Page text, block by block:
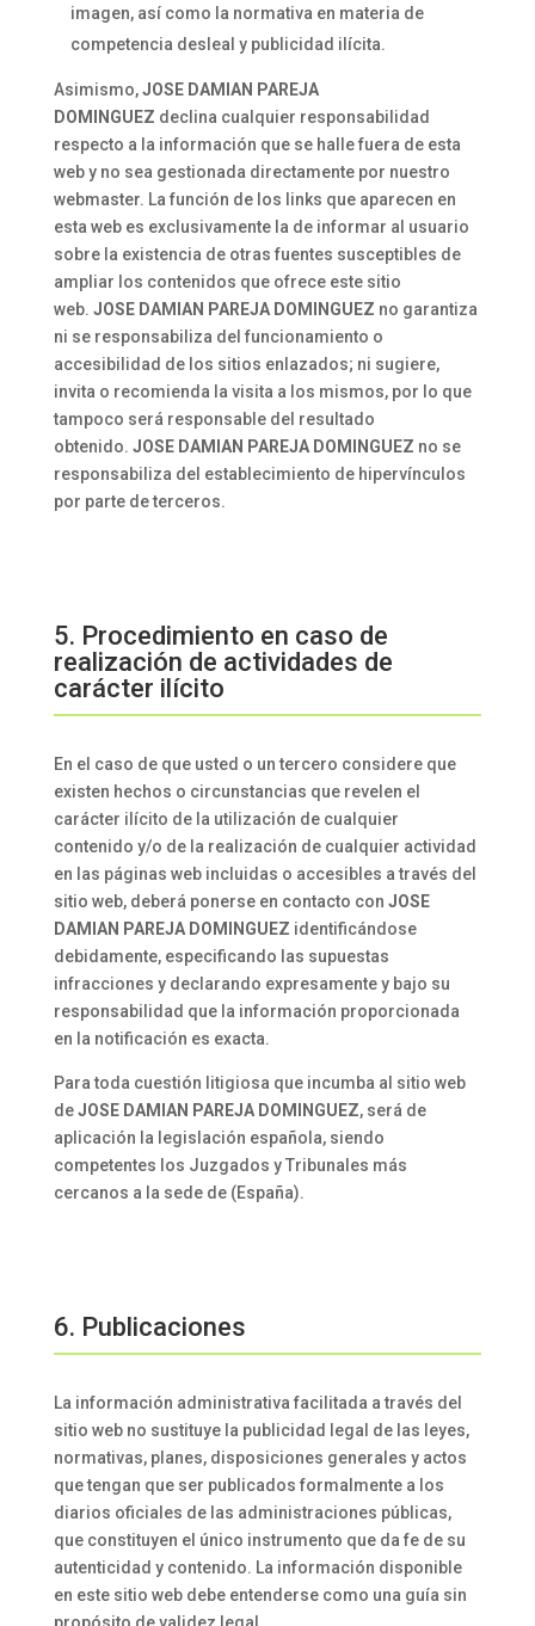
imagen, así como la normativa en materia de
competencia desleal y publicidad ilícita.
Asimismo,JOSE DAMIAN PAREJA
DOMINGUEZ declina cualquier responsabilidad
respecto a la información que se halle fuera de esta
web y no sea gestionada directamente por nuestro
webmaster. La función de los links que aparecen en
esta web es exclusivamente la de informar al usuario
sobre la existencia de otras fuentes susceptibles de
ampliar los contenidos que ofrece este sitio
web. JOSE DAMIAN PAREJA DOMINGUEZ no garantiza
ni se responsabiliza del funcionamiento o
accesibilidad de los sitios enlazados; ni sugiere,
invita o recomienda la visita a los mismos, por lo que
tampoco será responsable del resultado
obtenido. JOSE DAMIAN PAREJA DOMINGUEZ no se
responsabiliza del establecimiento de hipervínculos
por parte de terceros.
5. Procedimiento en caso de
realización de actividades de
carácter ilícito
En el caso de que usted o un tercero considere que
existen hechos o circunstancias que revelen el
carácter ilícito de la utilización de cualquier
contenido y/o de la realización de cualquier actividad
en las páginas web incluidas o accesibles a través del
sitio web, deberá ponerse en contacto con JOSE
DAMIAN PAREJA DOMINGUEZ identificándose
debidamente, especificando las supuestas
infracciones y declarando expresamente y bajo su
responsabilidad que la información proporcionada
en la notificación es exacta.
Para toda cuestión litigiosa que incumba al sitio web
deJOSE DAMIAN PAREJA DOMINGUEZ, será de
aplicación la legislación española, siendo
competentes los Juzgados y Tribunales más
cercanos a la sede de (España).
6. Publicaciones
La información administrativa facilitada a través del
sitio web no sustituye la publicidad legal de las leyes,
normativas, planes, disposiciones generales y actos
que tengan que ser publicados formalmente a los
diarios oficiales de las administraciones públicas,
que constituyen el único instrumento que da fe de su
autenticidad y contenido. La información disponible
en este sitio web debe entenderse como una guía sin